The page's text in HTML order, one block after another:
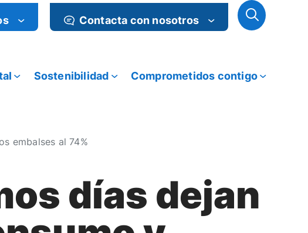
Contacta con nosotros
Sostenibilidad Comprometidos contigo
embalses al 74%
días dejan